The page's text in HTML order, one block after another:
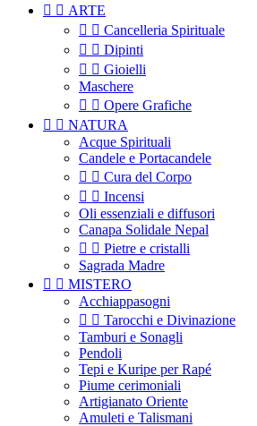
  ARTE
  Cancelleria Spirituale
  Dipinti
  Gioielli
Maschere
  Opere Grafiche
  NATURA
Acque Spirituali
Candele e Portacandele
  Cura del Corpo
  Incensi
Oli essenziali e diffusori
Canapa Solidale Nepal
  Pietre e cristalli
Sagrada Madre
  MISTERO
Acchiappasogni
  Tarocchi e Divinazione
Tamburi e Sonagli
Pendoli
Tepi e Kuripe per Rapé
Piume cerimoniali
Artigianato Oriente
Amuleti e Talismani